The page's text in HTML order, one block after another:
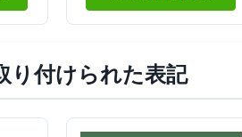
り付けられた表記